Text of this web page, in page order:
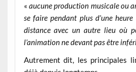
« aucune production musicale ou
se faire pendant plus d’une
distance avec un autre lieu où
l’animation ne devant pas être
Autrement dit, les principales